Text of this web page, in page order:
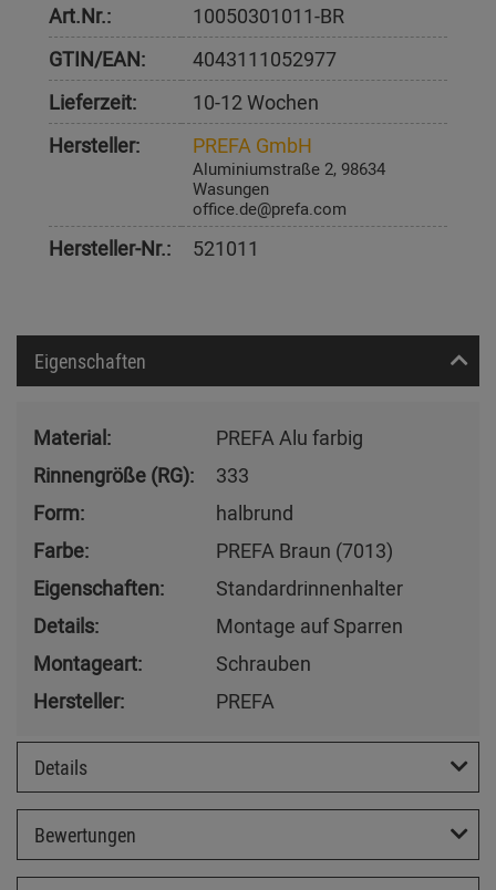
Art.Nr.:
10050301011-BR
GTIN/EAN:
4043111052977
Lieferzeit:
10-12 Wochen
Hersteller:
PREFA GmbH
Aluminiumstraße 2, 98634
Wasungen
office.de@prefa.com
Hersteller-Nr.: 521011
Eigenschaften
Material:
PREFA Alu farbig
Rinnengröße (RG):
333
Form:
halbrund
Farbe:
PREFA Braun (7013)
Eigenschaften:
Standardrinnenhalter
Details:
Montage auf Sparren
Montageart:
Schrauben
Hersteller:
PREFA
Details
Bewertungen